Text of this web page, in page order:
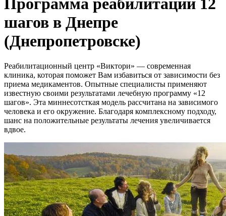
Программа реабилитации 12
шагов в Днепре
(Днепропетровске)
Реабилитационный центр «Виктори» — современная
клиника, которая поможет Вам избавиться от зависимости без
приема медикаментов. Опытные специалисты применяют
известную своими результатами лечебную программу «12
шагов». Эта миннесотсткая модель рассчитана на зависимого
человека и его окружение. Благодаря комплексному подходу,
шанс на положительные результаты лечения увеличивается
вдвое.